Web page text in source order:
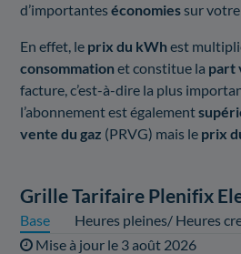
d’importanteséconomiessur
En effet, le prix du kWh est
consommationet constitue la part
facture, c’est-à-dire la plus
l’abonnement est également
vente du gaz (PRVG) mais le prix
Grille Tarifaire Plenifix
Base
Heures pleines/ Heures
Mise à jour le 3 août 2026